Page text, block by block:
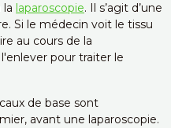
la laparoscopie. Il s’agit d’une
Si le médecin voit le tissu
au cours de la
pour traiter le
de base sont
avant une laparoscopie.